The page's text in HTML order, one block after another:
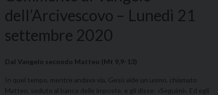
dell’Arcivescovo – Lunedì 21
settembre 2020
Dal Vangelo secondo Matteo (Mt 9,9-13)
In quel tempo, mentre andava via, Gesù vide un uomo, chiamato
Matteo, seduto al banco delle imposte, e gli disse: «Seguimi». Ed egli